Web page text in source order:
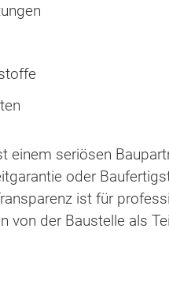
einem seriösen
oder
ist für
von der Baustelle als